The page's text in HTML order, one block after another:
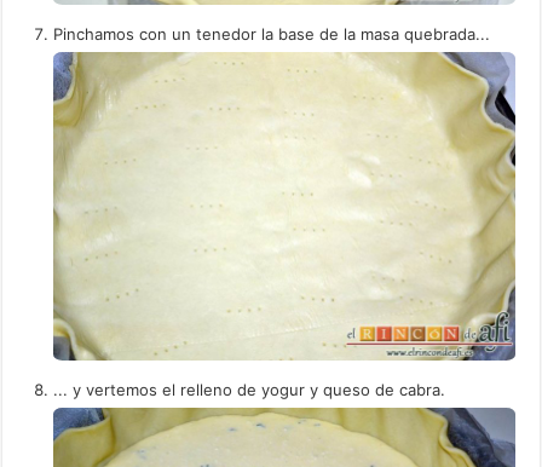
Pinchamos con un tenedor la base de la masa quebrada...
... y vertemos el relleno de yogur y queso de cabra.